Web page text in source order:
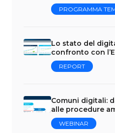
PROGRAMMA
Lo stato del
confronto con
REPORT
Comuni digitali:
alle procedure
WEBINAR